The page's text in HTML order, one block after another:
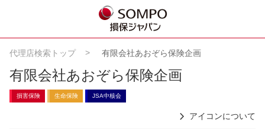
代理店検索トップ 有限会社あおぞら保険企画
有限会社あおぞら保険企画
損害保険 生命保険 JSA中核会
アイコンについて